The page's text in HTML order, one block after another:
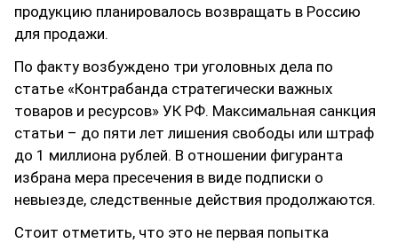
продукцию планировалось возвращать в Россию
для продажи.
По факту возбуждено три уголовных дела по
статье «Контрабанда стратегически важных
товаров и ресурсов» УК РФ. Максимальная санкция
статьи – до пяти лет лишения свободы или штраф
до 1 миллиона рублей. В отношении фигуранта
избрана мера пресечения в виде подписки о
невыезде, следственные действия продолжаются.
Стоит отметить, что это не первая попытка